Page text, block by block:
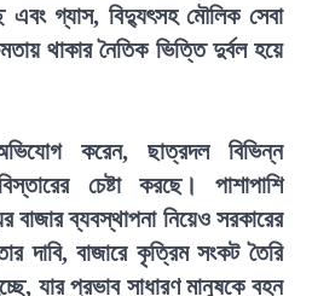
এবং গ্যাস, বিদ্যুৎসহ মৌলিক সেবা
থাকার নৈতিক ভিত্তি দুর্বল হয়ে
করেন, ছাত্রদল বিভিন্ন
চেষ্টা করছে। পাশাপাশি
বাজার ব্যবস্থাপনা নিয়েও সরকারের
দাবি, বাজারে কৃত্রিম সংকট তৈরি
যার প্রভাব সাধারণ মানুষকে বহন